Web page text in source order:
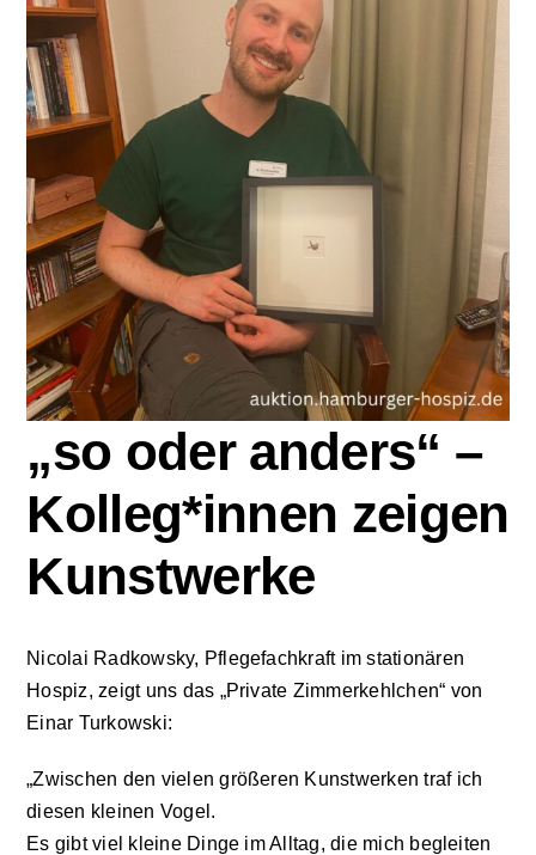
Zu Gast im Hospiz
Ambulanter Hospizberatungsdienst
Trauerarbeit
Engagement
Veranstaltungen
Hospiz am Deich
Stiftung Hamburger Hospiz
Aktuelles
Kontakt
Stellenangebote und Praktika
„so oder anders“ –
Kolleg*innen zeigen
Kunstwerke
Nicolai Radkowsky, Pflegefachkraft im stationären
Hospiz, zeigt uns das „Private Zimmerkehlchen“ von
Einar Turkowski:
„Zwischen den vielen größeren Kunstwerken traf ich
diesen kleinen Vogel.
Es gibt viel kleine Dinge im Alltag, die mich begleiten